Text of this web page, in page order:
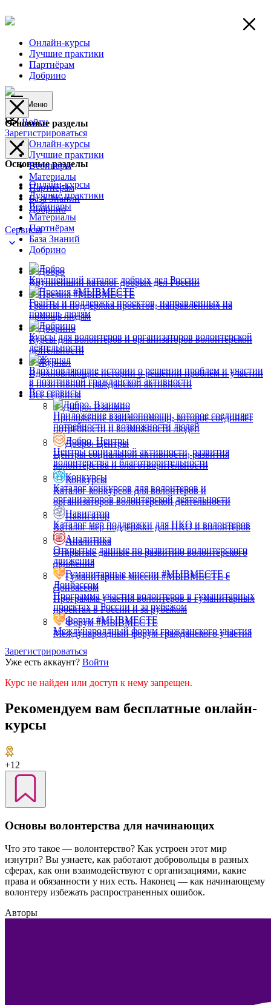
Онлайн-курсы
Лучшие практики
Партнёрам
Добрино
Меню
Войти
Зарегистрироваться
Основные разделы
Онлайн-курсы
Лучшие практики
Вебинары
Материалы
Партнёрам
База Знаний
Добрино
Добро
Крупнейший каталог добрых дел России
Премия #МЫВМЕСТЕ
Гранты и поддержка проектов, направленных на
помощь людям
Добрино
Курсы для волонтеров и организаторов волонтерской
деятельности
Журнал
Вдохновляющие истории о решении проблем и участии
в позитивной гражданской активности
Все сервисы
Добро. Взаимно
Приложение взаимопомощи, которое соединяет
потребности и возможности людей
Добро. Центры
Центры социальной активности, развития
волонтерства и благотворительности
Конкурсы
Каталог конкурсов для волонтеров и
организаторов волонтерской деятельности
Навигатор
Каталог мер поддержки для НКО и волонтеров
Аналитика
Открытые данные по развитию волонтерского
движения
Гуманитарные миссии #МЫВМЕСТЕ с
Донбассом
Программа участия волонтеров в гуманитарных
проектах в России и за рубежом
Форум #МЫВМЕСТЕ
Междунаролдный форум гражданского участия
Основные разделы
Онлайн-курсы
Лучшие практики
Вебинары
Материалы
Партнёрам
База Знаний
Добрино
Сервисы
Добро
Крупнейший каталог добрых дел России
Премия #МЫВМЕСТЕ
Гранты и поддержка проектов, направленных на
помощь людям
Добрино
Курсы для волонтеров и организаторов волонтерской
деятельности
Журнал
Вдохновляющие истории о решении проблем и участии
в позитивной гражданской активности
Все сервисы
Добро. Взаимно
Приложение взаимопомощи, которое соединяет
потребности и возможности людей
Добро. Центры
Центры социальной активности, развития
волонтерства и благотворительности
Конкурсы
Каталог конкурсов для волонтеров и
организаторов волонтерской деятельности
Навигатор
Каталог мер поддержки для НКО и волонтеров
Аналитика
Открытые данные по развитию волонтерского
движения
Гуманитарные миссии #МЫВМЕСТЕ с
Донбассом
Программа участия волонтеров в гуманитарных
проектах в России и за рубежом
Форум #МЫВМЕСТЕ
Междунаролдный форум гражданского участия
Зарегистрироваться
Уже есть аккаунт? Войти
Курс не найден или доступ к нему запрещен.
Рекомендуем вам бесплатные онлайн-
курсы
+12
Основы волонтерства для начинающих
Что это такое — волонтерство? Как устроен этот мир
изнутри? Вы узнаете, как работают добровольцы в разных
сферах, как они взаимодействуют с организациями, какие
права и обязанности у них есть. Наконец — как начинающему
волонтеру избежать распространенных ошибок.
Авторы